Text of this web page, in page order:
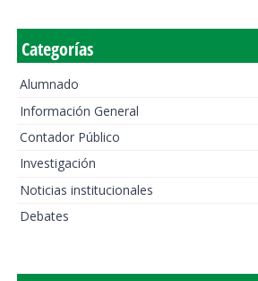
Categorías
Alumnado
Información General
Contador Público
Investigación
Noticias institucionales
Debates